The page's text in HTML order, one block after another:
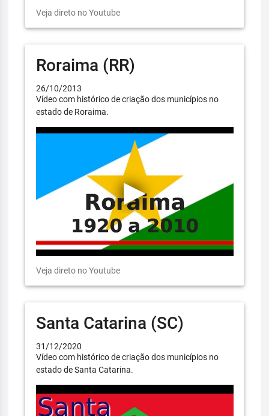
Veja direto no Youtube
Roraima (RR)
26/10/2013
Vídeo com histórico de criação dos municípios no
estado de Roraima.
Veja direto no Youtube
Santa Catarina (SC)
31/12/2020
Vídeo com histórico de criação dos municípios no
estado de Santa Catarina.